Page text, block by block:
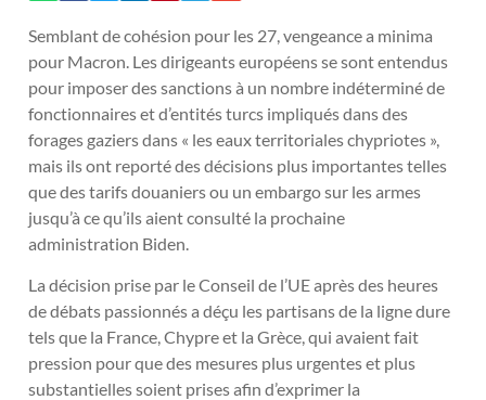
Semblant de cohésion pour les 27, vengeance a minima
pour Macron. Les dirigeants européens se sont entendus
pour imposer des sanctions à un nombre indéterminé de
fonctionnaires et d’entités turcs impliqués dans des
forages gaziers dans « les eaux territoriales chypriotes »,
mais ils ont reporté des décisions plus importantes telles
que des tarifs douaniers ou un embargo sur les armes
jusqu’à ce qu’ils aient consulté la prochaine
administration Biden.
La décision prise par le Conseil de l’UE après des heures
de débats passionnés a déçu les partisans de la ligne dure
tels que la France, Chypre et la Grèce, qui avaient fait
pression pour que des mesures plus urgentes et plus
substantielles soient prises afin d’exprimer la